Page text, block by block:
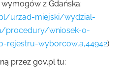
z Gdańska:
urzad-miejski/wydzial-
procedury/wniosek-o-
rejestru-wyborcow,a,44942)
przez gov.pl tu: